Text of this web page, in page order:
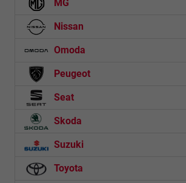
MG
Nissan
Omoda
Peugeot
Seat
Skoda
Suzuki
Toyota